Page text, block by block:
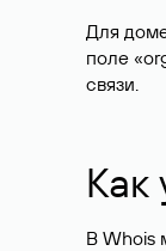
Для
поле
связи.
Как
В Whois